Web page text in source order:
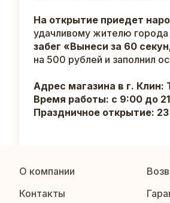
На открытие приедет
удачливому жителю города
забег «Вынеси за 60
на 500 рублей и заполнил
Адрес магазина в г.
Время работы: с 9:00 до
Праздничное открытие:
О компании
Контакты